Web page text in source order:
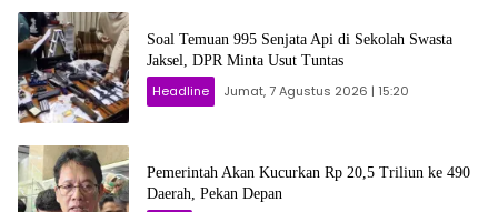
Soal Temuan 995 Senjata Api di Sekolah Swasta
Jaksel, DPR Minta Usut Tuntas
Headline Jumat, 7 Agustus 2026 | 15:20
Pemerintah Akan Kucurkan Rp 20,5 Triliun ke 490
Daerah, Pekan Depan